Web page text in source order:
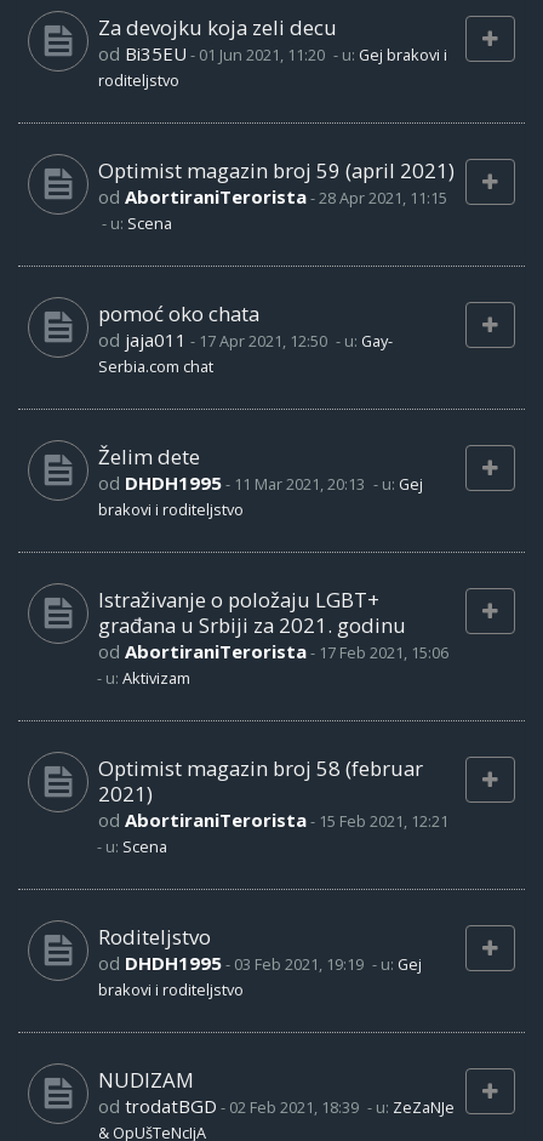
Za devojku koja zeli decu
od Bi35EU - 01 Jun 2021, 11:20 - u: Gej brakovi i
roditeljstvo
Optimist magazin broj 59 (april 2021)
od AbortiraniTerorista-28 Apr 2021, 11:15
- u: Scena
pomoć oko chata
od jaja011 - 17 Apr 2021, 12:50 - u: Gay-
Serbia.com chat
Želim dete
od DHDH1995- 11 Mar 2021, 20:13 - u: Gej
brakovi i roditeljstvo
Istraživanje o položaju LGBT+
građana u Srbiji za 2021. godinu
od AbortiraniTerorista- 17 Feb 2021, 15:06
- u: Aktivizam
Optimist magazin broj 58 (februar
2021)
od AbortiraniTerorista- 15 Feb 2021, 12:21
- u: Scena
Roditeljstvo
od DHDH1995- 03 Feb 2021, 19:19 - u: Gej
brakovi i roditeljstvo
NUDIZAM
od trodatBGD - 02 Feb 2021, 18:39 - u: ZeZaNJe
& OpUšTeNcIjA